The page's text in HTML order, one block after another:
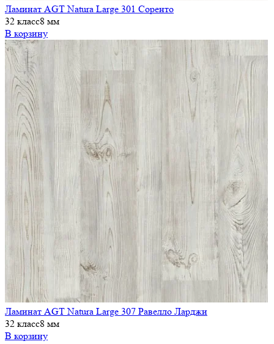
Ламинат AGT Natura Large 301 Соренто
32 класс8 мм
В корзину
Ламинат AGT Natura Large 307 Равелло Ларджи
32 класс8 мм
В корзину